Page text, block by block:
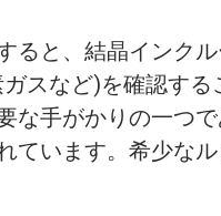
ると、結晶インク
スなど)を確認す
な手がかりの一つ
ています。希少な